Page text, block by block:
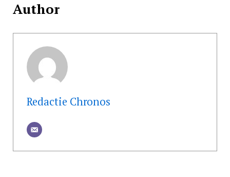
Author
Redactie Chronos